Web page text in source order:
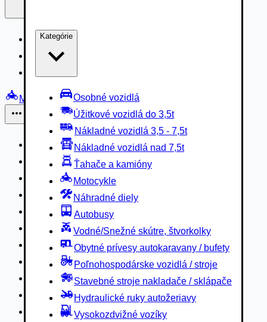
Kategórie
Osobné vozidlá
Úžitkové vozidlá do 3,5t
Nákladné vozidlá 3,5 - 7,5t
Nákladné vozidlá nad 7,5t
Ťahače a kamióny
Motocykle
Náhradné diely
Autobusy
Vodné/Snežné skútre, štvorkolky
Obytné prívesy autokaravany / bufety
Poľnohospodárske vozidlá / stroje
Stavebné stroje nakladače / sklápače
Hydraulické ruky autožeriavy
Vysokozdvižné vozíky
Nákladné vozidlá 3,5 - 7,5t
Nákladné vozidlá nad 7,5t
Motocykle
Náhradné diely
Autobusy
Vodné/Snežné skútre, štvorkolky
Obytné prívesy autokaravany / bufety
Poľnohospodárske vozidlá / stroje
Stavebné stroje nakladače / sklápače
Hydraulické ruky autožeriavy
Vysokozdvižné vozíky
Špeciály/nosiče kontajnerov
Návesy/prívesy nadstavby
Privesné vozíky